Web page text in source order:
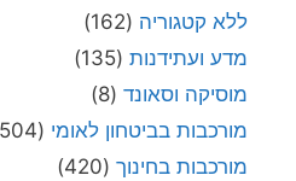
ללא קטגוריה (162)
מדע ועתידנות (135)
מוסיקה וסאונד (8)
מורכבות בביטחון לאומי (4,504)
מורכבות בחינוך (420)